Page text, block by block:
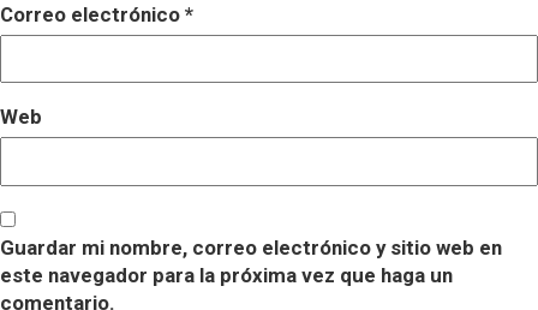
Correo electrónico *
Web
Guardar mi nombre, correo electrónico y sitio web en
este navegador para la próxima vez que haga un
comentario.